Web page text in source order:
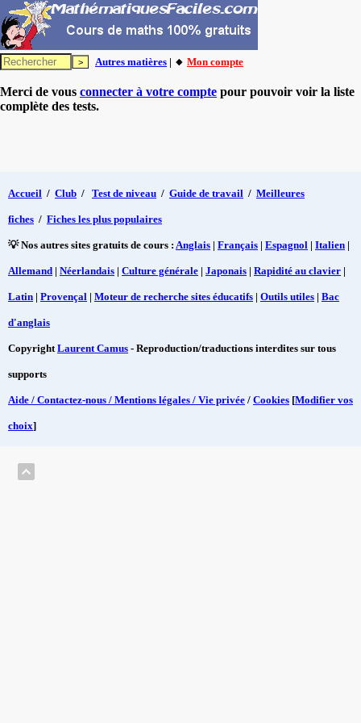
Autres matières | 🔸 Mon compte
Merci de vous connecter à votre compte pour pouvoir voir la liste
complète des tests.
Accueil / Club / Test de niveau / Guide de travail / Meilleures
fiches / Fiches les plus populaires
💡 Nos autres sites gratuits de cours : Anglais | Français | Espagnol | Italien |
Allemand | Néerlandais | Culture générale | Japonais | Rapidité au clavier |
Latin | Provençal | Moteur de recherche sites éducatifs | Outils utiles | Bac
d'anglais
CopyrightLaurent Camus - Reproduction/traductions interdites sur tous
supports
Aide / Contactez-nous / Mentions légales / Vie privée / Cookies [Modifier vos
choix]